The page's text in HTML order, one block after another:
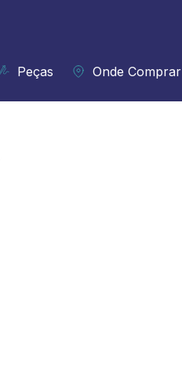
Peças Onde Comprar